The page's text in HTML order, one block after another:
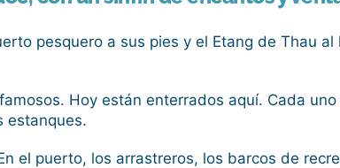
pesquero a sus pies y el Etang de Thau
Hoy están enterrados aquí. Cada
estanques.
el puerto, los arrastreros, los barcos de